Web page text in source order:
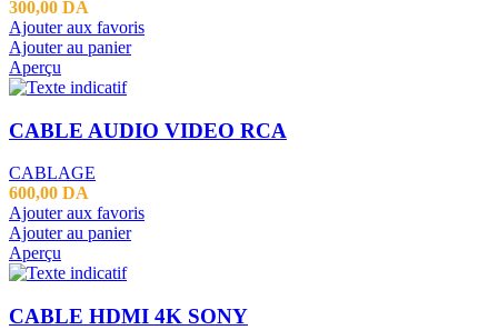
300,00 DA
Ajouter aux favoris
Ajouter au panier
Aperçu
CABLE AUDIO VIDEO RCA
CABLAGE
600,00 DA
Ajouter aux favoris
Ajouter au panier
Aperçu
CABLE HDMI 4K SONY